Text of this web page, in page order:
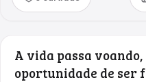
A vida passa
oportunidade de ser